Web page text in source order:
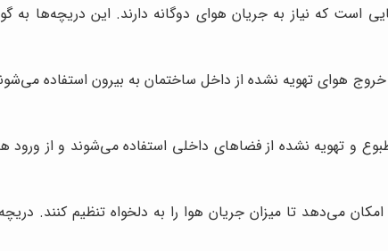
است که نیاز به جریان هوای دوگانه دارند. این دریچه‌ها
هوای تهویه نشده از داخل ساختمان به بیرون استفاده
و تهویه نشده از فضاهای داخلی استفاده می‌شوند و از
امکان می‌دهد تا میزان جریان هوا را به دلخواه تنظیم کنند.